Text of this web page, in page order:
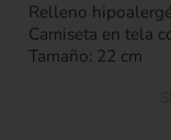
Relleno
Camiseta en tela
Tamaño: 22 cm